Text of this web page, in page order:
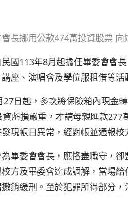
長挪用公款474萬投資股票 向
國113年8月起擔任畢委會會
座、演唱會及學位服租借等活
27日起，多次將保險箱內現金
虧損嚴重，才請母親匯款
現帳目異常，經對帳並通報校
畢委會會長，應恪盡職守，
方及畢委會達成調解，當場
銷緩刑。至於犯罪所得部分